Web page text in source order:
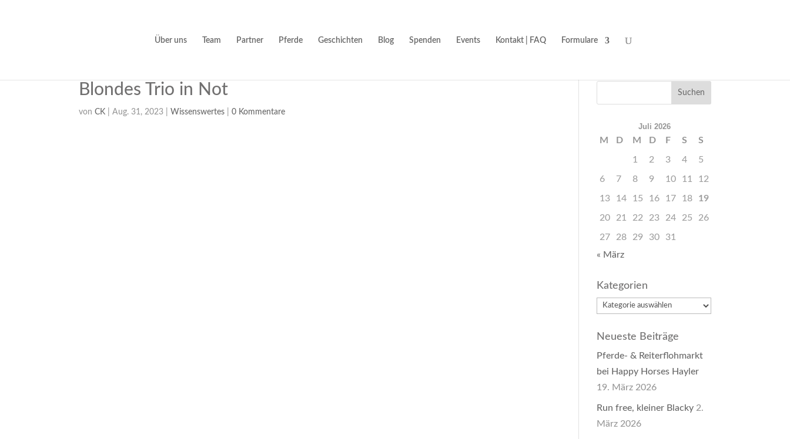
Über uns Team Partner Pferde Geschichten Blog Spenden Events Kontakt | FAQ Formulare
Blondes Trio in Not
vonCK |Aug. 31, 2023 Wissenswertes |0 Kommentare
Juli 2026
M D M D F S S
1 2 3 4 5
6 7 8 9 10 11 12
13 14 15 16 17 18 19
20 21 22 23 24 25 26
27 28 29 30
31
« März
Kategorien
Kategorien
Neueste Beiträge
Pferde- & Reiterflohmarkt
bei Happy Horses Hayler
19. März 2026
Run free, kleiner Blacky 2.
März 2026